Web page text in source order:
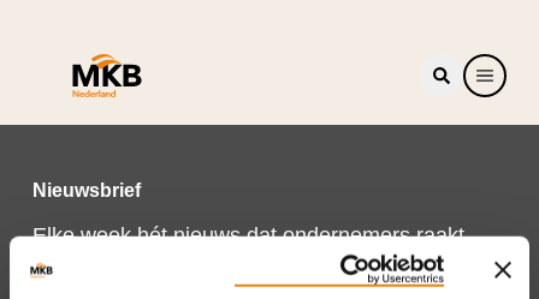
Nieuwsbrief
Elke week hét nieuws dat ondernemers raakt.
Schrijf je nu in voor de MKB-Nederland
nieuwsbrief.